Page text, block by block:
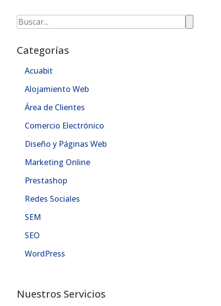
Categorías
Acuabit
Alojamiento Web
Área de Clientes
Comercio Electrónico
Diseño y Páginas Web
Marketing Online
Prestashop
Redes Sociales
SEM
SEO
WordPress
Nuestros Servicios